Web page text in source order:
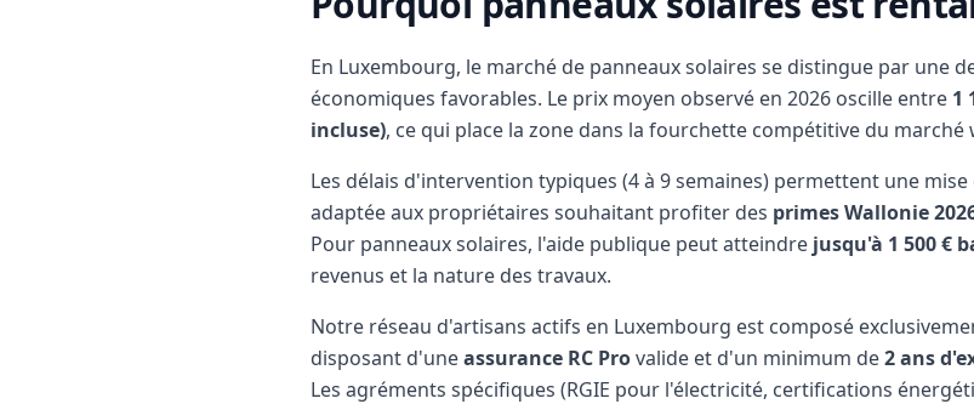
En Luxembourg, le marché de panneaux solaires se distingue par une
économiques favorables. Le prix moyen observé en 2026 oscille entre 1
incluse), ce qui place la zone dans la fourchette compétitive du marché
Les délais d'intervention typiques (4 à 9 semaines) permettent une
adaptée aux propriétaires souhaitant profiter des primes Wallonie
Pour panneaux solaires, l'aide publique peut atteindre jusqu'à 1 500 €
revenus et la nature des travaux.
Notre réseau d'artisans actifs en Luxembourg est composé
disposant d'uneassurance RC Provalide et d'un minimum de2 ans
Les agréments spécifiques (RGIE pour l'électricité, certifications